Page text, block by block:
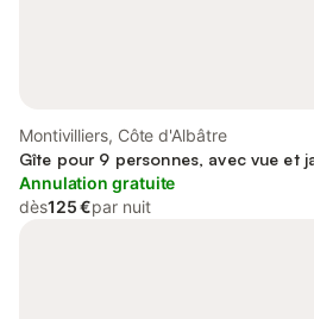
Montivilliers, Côte d'Albâtre
Gîte pour 9 personnes, avec vue et
Annulation gratuite
dès125 €par nuit